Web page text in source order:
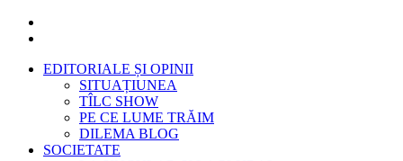
EDITORIALE ȘI OPINII
SITUAȚIUNEA
TÎLC SHOW
PE CE LUME TRĂIM
DILEMA BLOG
SOCIETATE